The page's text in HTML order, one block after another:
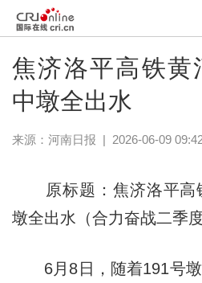
焦济洛平高铁黄
中墩全出水
来源： 河南日报 | 2026-06-09
原标题：焦济洛平高
墩全出水（合力奋战二季度
6月8日，随着191号墩